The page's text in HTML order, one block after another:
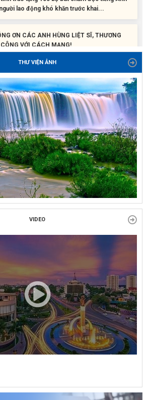
VỚI CÁCH MẠNG!
Hòa tổ chức chuỗi hoạt động chào mừng
Công đoàn Việt Nam (28/7/1929 –...
THƯ VIỆN ẢNH
VIDEO